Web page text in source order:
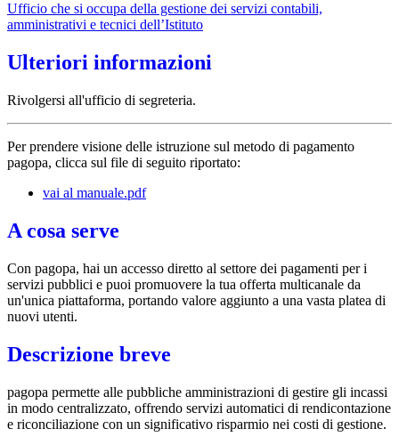
Ufficio che si occupa della gestione dei servizi contabili,
amministrativi e tecnici dell’Istituto
Ulteriori informazioni
Rivolgersi all'ufficio di segreteria.
Per prendere visione delle istruzione sul metodo di pagamento
pagopa, clicca sul file di seguito riportato:
vai al manuale.pdf
A cosa serve
Con pagopa, hai un accesso diretto al settore dei pagamenti per i
servizi pubblici e puoi promuovere la tua offerta multicanale da
un'unica piattaforma, portando valore aggiunto a una vasta platea di
nuovi utenti.
Descrizione breve
pagopa permette alle pubbliche amministrazioni di gestire gli incassi
in modo centralizzato, offrendo servizi automatici di rendicontazione
e riconciliazione con un significativo risparmio nei costi di gestione.